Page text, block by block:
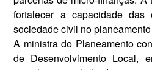
fortalecer a capacidade
sociedade civil no
A ministra do Planeamento
de Desen­volvimento Local,